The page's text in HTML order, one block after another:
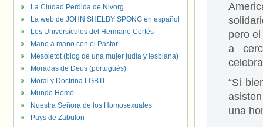
pero
a
“Si
una
La Ciudad Perdida de Nivorg
La web de JOHN SHELBY SPONG en español
Los Universículos del Hermano Cortés
Mano a mano con el Pastor
Mesoletot (blog de una mujer judía y lesbiana)
Moradas de Deus (portugués)
Moral y Doctrina LGBTI
Mundo Homo
Nuestra Señora de los Homosexuales
Pays de Zabulon